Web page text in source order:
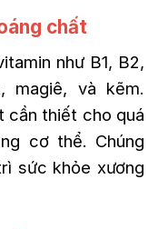
chất
như B1, B2,
magiê, và kẽm.
cần thiết cho quá
cơ thể. Chúng
sức khỏe xương